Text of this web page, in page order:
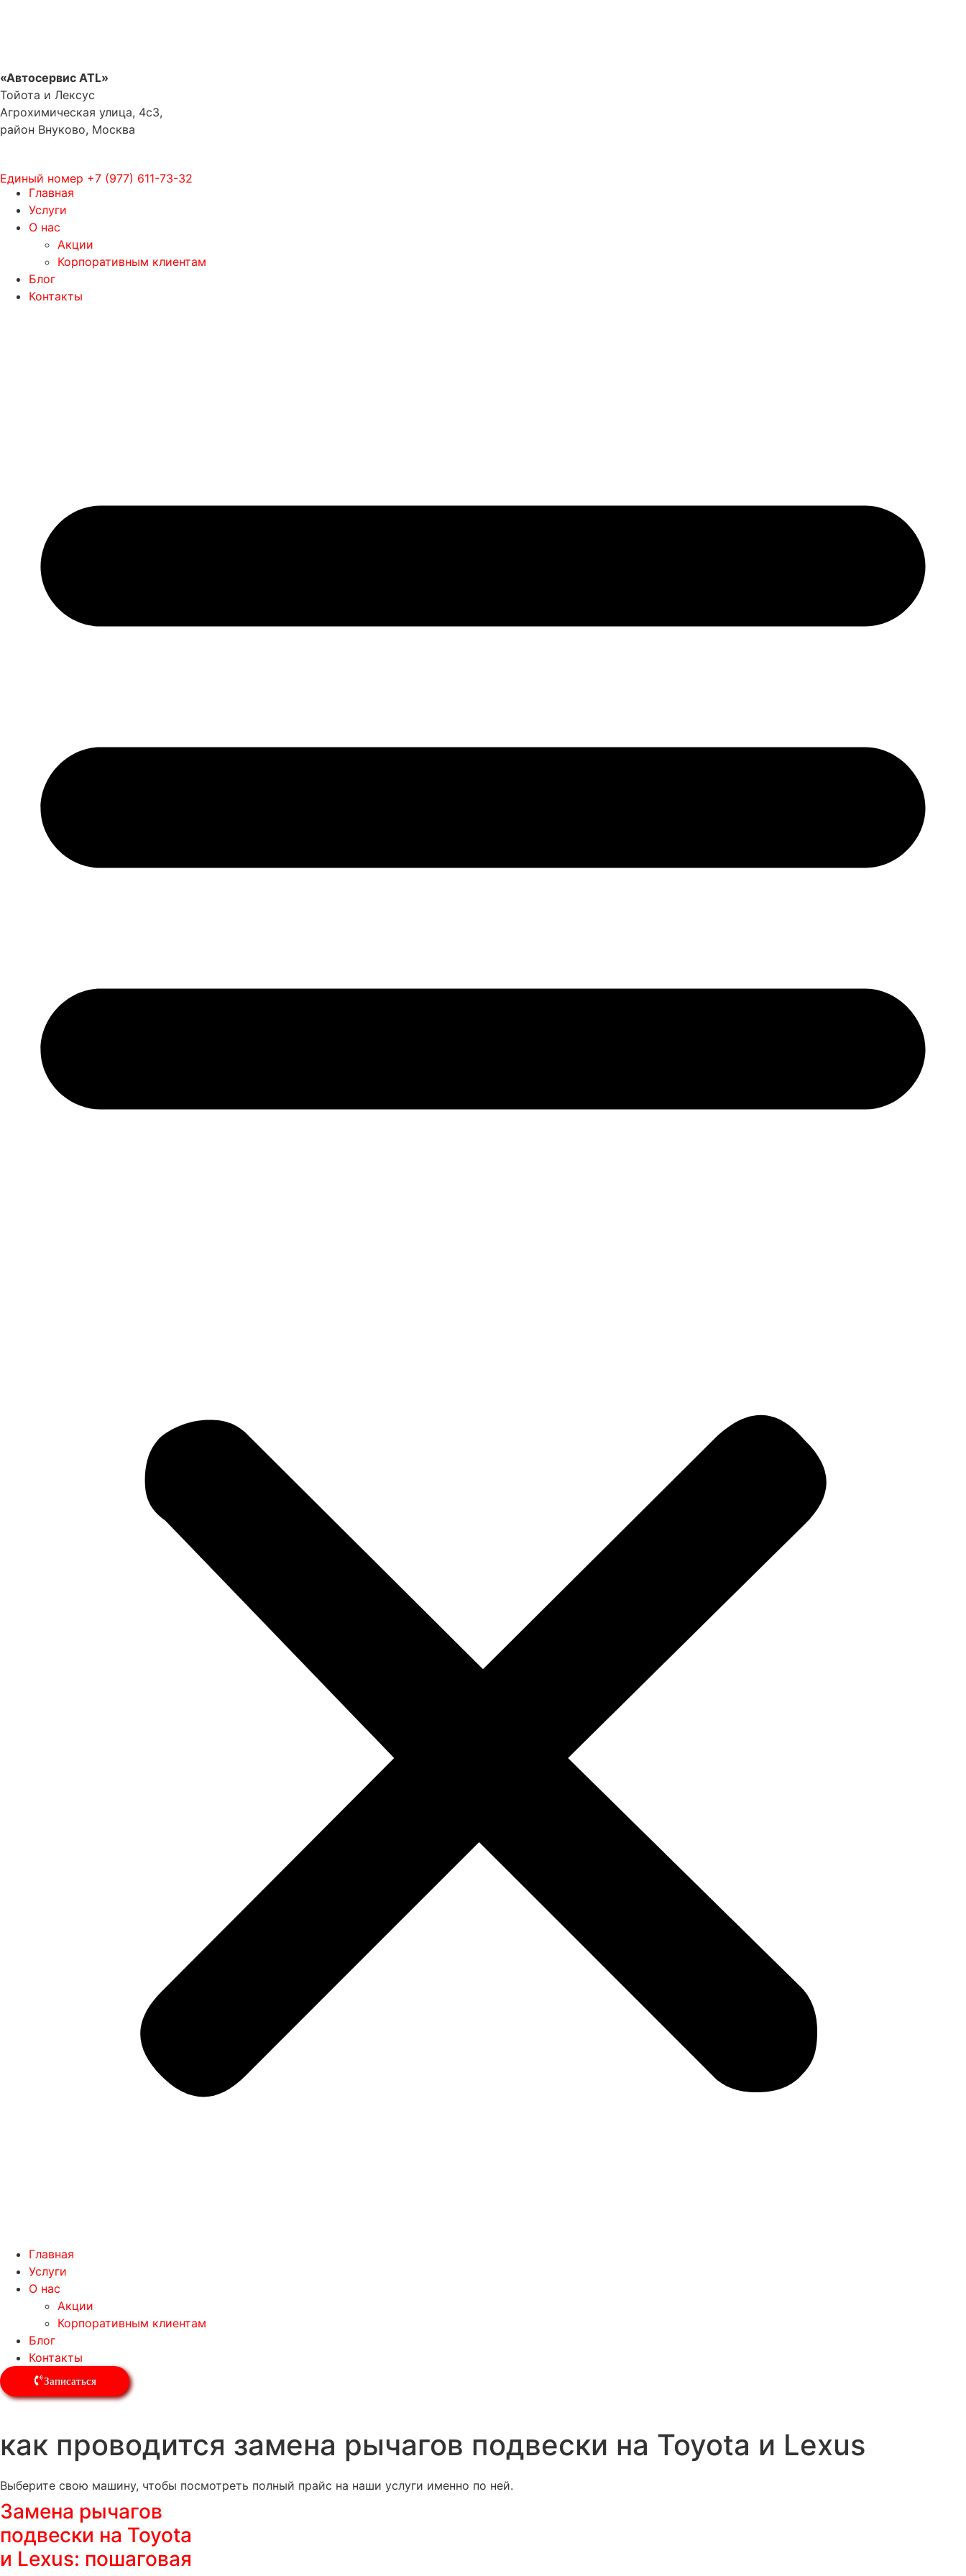
«Автосервис ATL»
Тойота и Лексус
Агрохимическая улица, 4с3,
район Внуково, Москва
Единый номер +7 (977) 611-73-32
Главная
Услуги
О нас
Акции
Корпоративным клиентам
Блог
Контакты
Главная
Услуги
О нас
Акции
Корпоративным клиентам
Блог
Контакты
Записаться
как проводится замена рычагов подвески на Toyota и Lexus
Выберите свою машину, чтобы посмотреть полный прайс на наши услуги именно по ней.
Замена рычагов
подвески на Toyota
и Lexus: пошаговая